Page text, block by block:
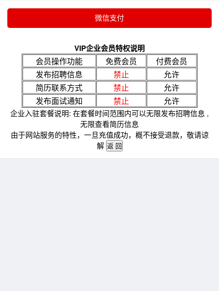
VIP企业会员特权说明
会员操作功能 免费会员
付费会员
发布招聘信息
禁止
允许
简历联系方式
禁止
允许
发布面试通知
禁止 允许
企业入驻套餐说明: 在套餐时间范围内可以无限发布招聘信息 ,
无限查看简历信息
由于网站服务的特性，一旦充值成功，概不接受退款，敬请谅
解